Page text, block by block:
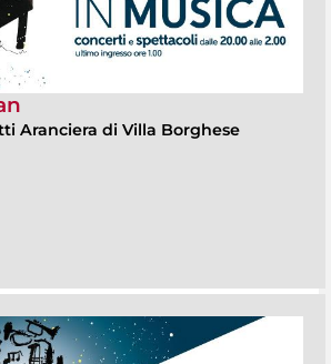
Aranciera di Villa Borghese